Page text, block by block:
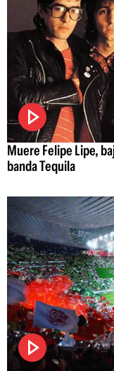
Muere Felipe Lipe,
banda Tequila